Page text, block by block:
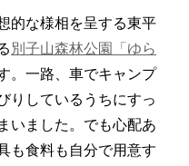
的な様相を呈する東平
別子山森林公園「ゆら
。一路、車でキャンプ
りしているうちにすっ
いました。でも心配あ
も食料も自分で用意す